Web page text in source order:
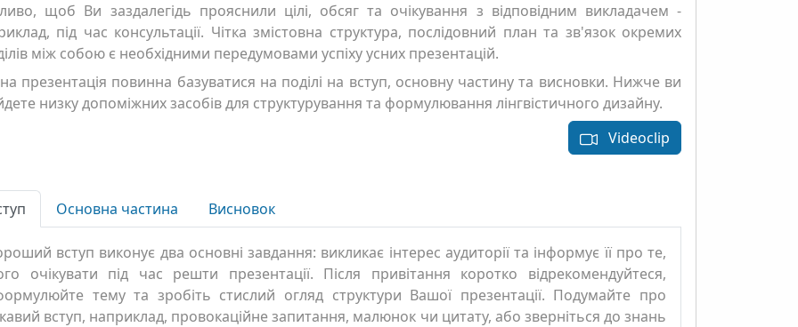
щоб Ви заздалегідь прояснили цілі, обсяг та очікування з відповідним викладачем -
під час консультації. Чітка змістовна структура, послідовний план та зв'язок окремих
між собою є необхідними передумовами успіху усних презентацій.
презентація повинна базуватися на поділі на вступ, основну частину та висновки. Нижче ви
низку допоміжних засобів для структурування та формулювання лінгвістичного дизайну.
Videoclip
Основна частина Висновок
вступ виконує два основні завдання: викликає інтерес аудиторії та інформує її про те,
очікувати під час решти презентації. Після привітання коротко відрекомендуйтеся,
тему та зробіть стислий огляд структури Вашої презентації. Подумайте про
вступ, наприклад, провокаційне запитання, малюнок чи цитату, або зверніться до знань